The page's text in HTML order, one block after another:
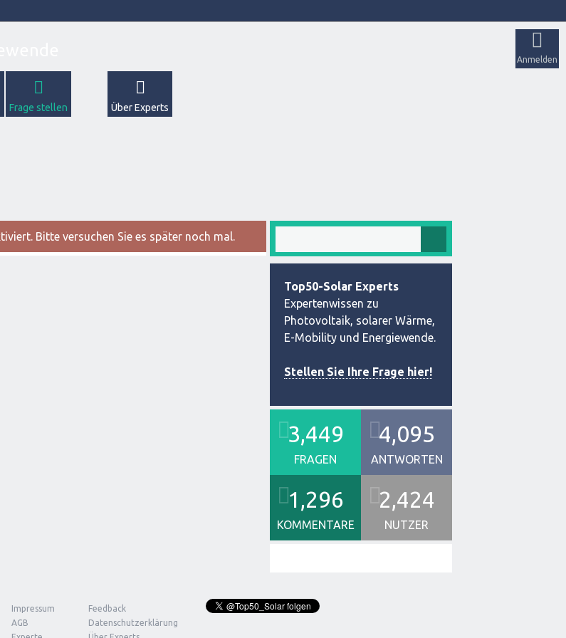
Anmelden
Frage stellen Über Experts
Bitte versuchen Sie es später noch mal.
Top50-Solar Experts
Expertenwissen zu
Photovoltaik, solarer Wärme,
E-Mobility und Energiewende.
Stellen Sie Ihre Frage hier!
3,449
FRAGEN
4,095
ANTWORTEN
1,296
KOMMENTARE
2,424
NUTZER
Impressum
Feedback
AGB
Datenschutzerklärung